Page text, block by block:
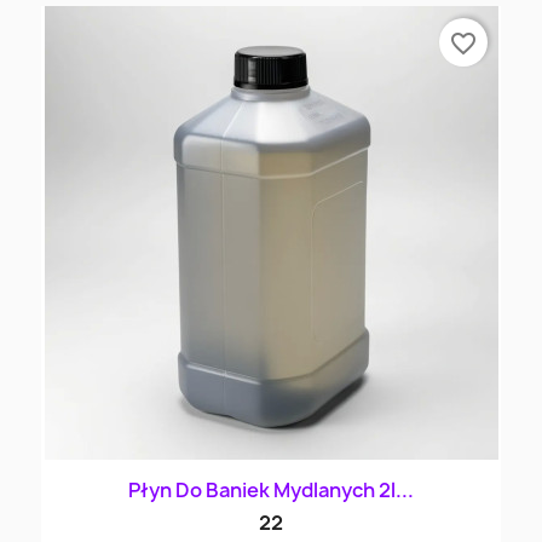
Płyn Do Baniek Mydlanych 2l...
22
favorite_border